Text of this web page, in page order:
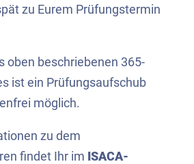
zu Eurem Prüfungstermin
oben beschriebenen 365-
ist ein Prüfungsaufschub
möglich.
zu dem
findet Ihr im ISACA-